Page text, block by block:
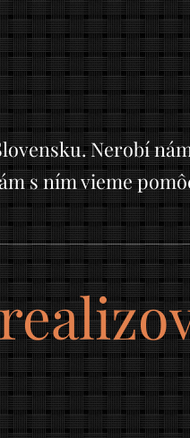
Nerobí
s ním vieme